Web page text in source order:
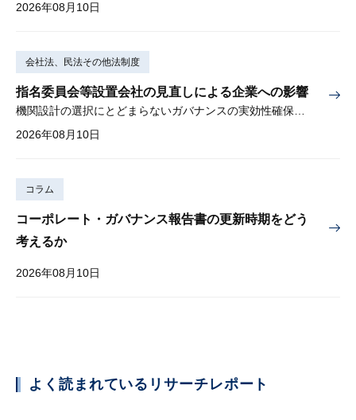
2026年08月10日
会社法、民法その他法制度
指名委員会等設置会社の見直しによる企業への影響
2026年08月10日
コラム
コーポレート・ガバナンス報告書の更新時期をどう
考えるか
2026年08月10日
よく読まれているリサーチレポート